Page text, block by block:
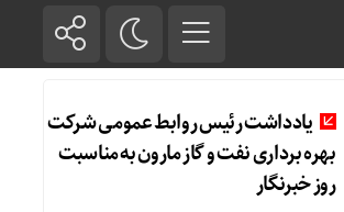
یادداشت رئیس روابط عمومی شرکت
بهره برداری نفت و گاز مارون به مناسبت
روز خبرنگار